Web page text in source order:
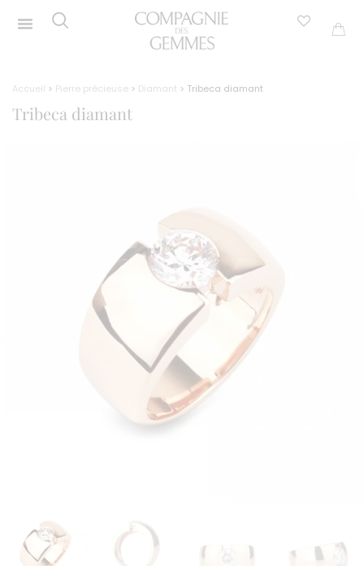
Accueil > Pierre précieuse > Diamant > Tribeca diamant
Tribeca diamant